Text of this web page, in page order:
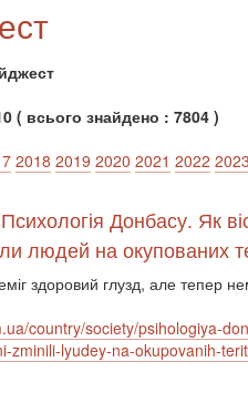
( всього знайдено : 7804 )
2018 2019 2020 2021 2022
Донбасу. Як
людей на окупованих
здоровий глузд, але тепер
country/society/psihologiya-
zminili-lyudey-na-okupovanih-